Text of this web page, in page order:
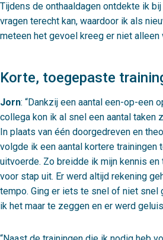
Tijdens de onthaaldagen ontdekte ik
vragen terecht kan, waardoor ik als
meteen het gevoel kreeg er niet alleen
Korte, toegepaste
Jorn: Dankzij een aantal een-op-een
collega kon ik al snel een aantal taken
In plaats van één doorgedreven en
volgde ik een aantal kortere trainingen
uitvoerde. Zo breidde ik mijn kennis
voor stap uit. Er werd altijd rekening
tempo. Ging er iets te snel of niet snel
ik het maar te zeggen en er werd